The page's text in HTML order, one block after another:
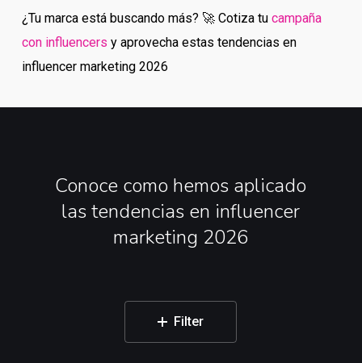
¿Tu marca está buscando más? 🚀 Cotiza tu campaña
con influencers y aprovecha estas tendencias en
influencer marketing 2026
Conoce como hemos aplicado
las tendencias en influencer
marketing 2026
Filter